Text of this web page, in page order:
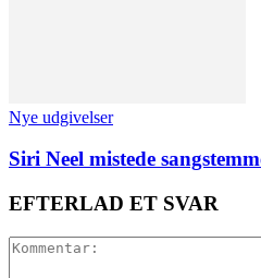
Nye udgivelser
Siri Neel mistede
EFTERLAD ET SVAR